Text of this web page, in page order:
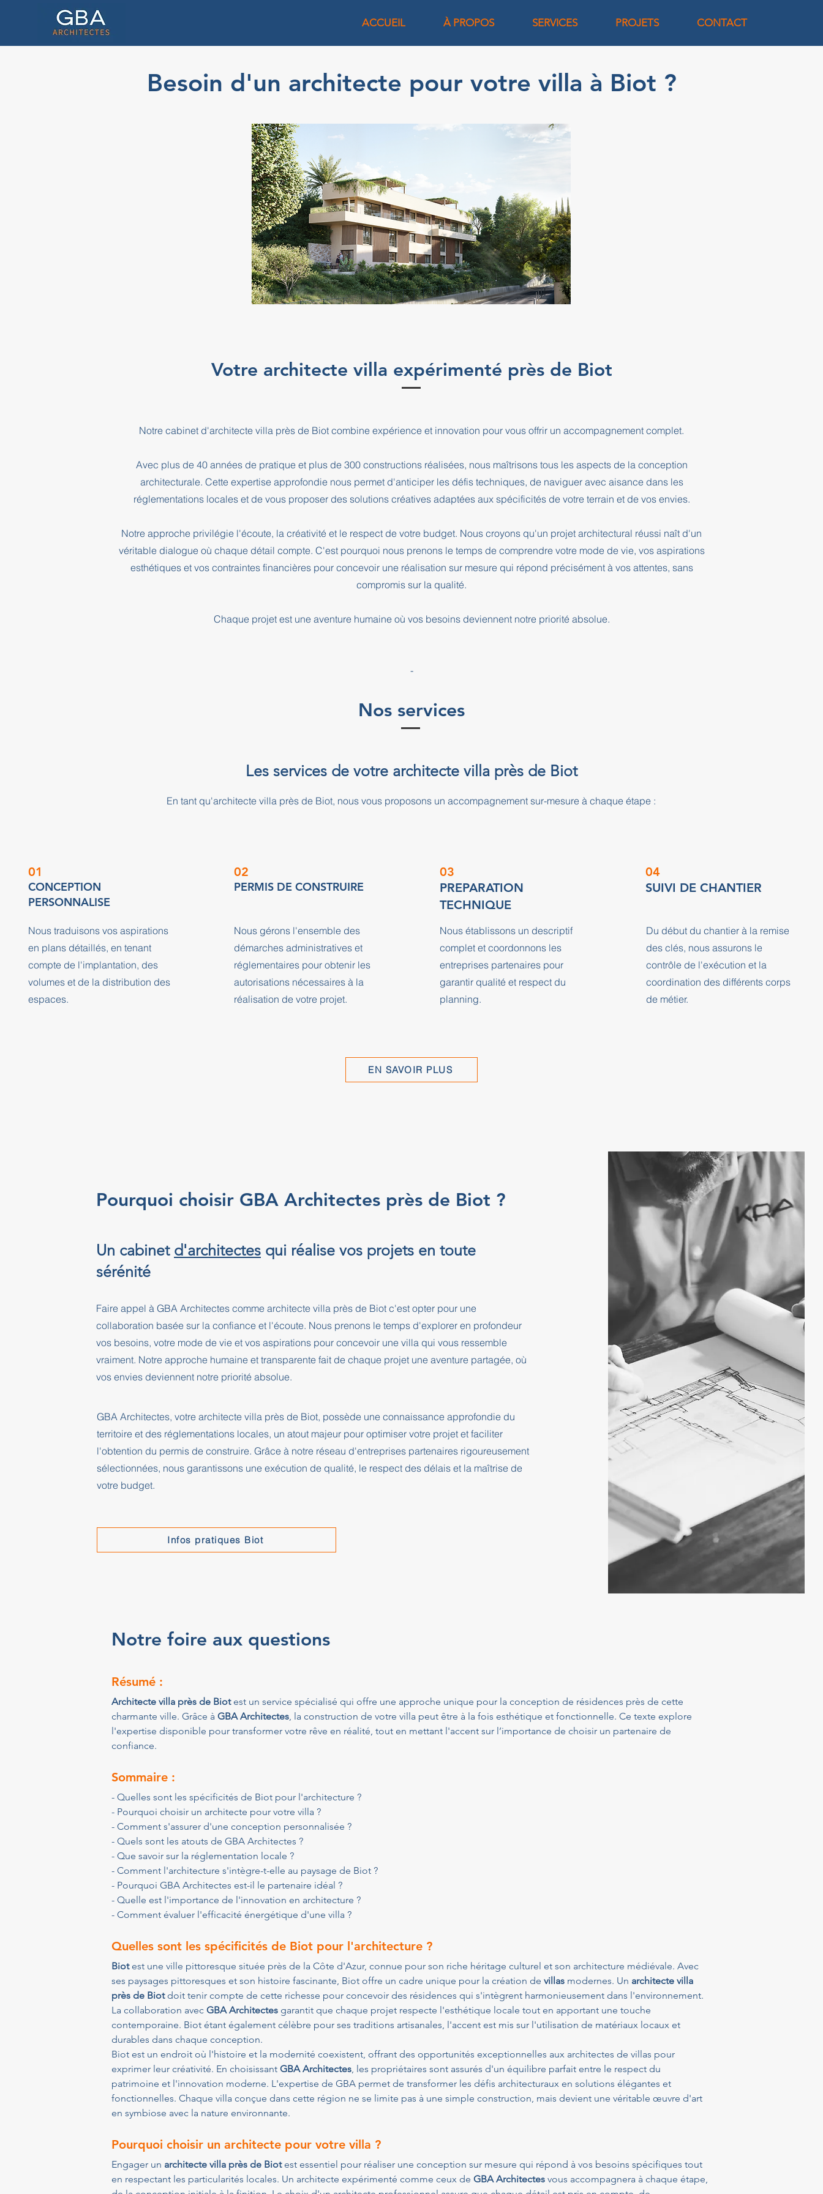
ACCUEIL À PROPOS SERVICES PROJETS CONTACT
Besoin d'un architecte pour votre villa à Biot ?
Votre architecte villa expérimenté près de Biot
Notre cabinet d'architecte villa près de Biot combine expérience et innovation pour vous offrir un accompagnement complet.
Avec plus de 40 années de pratique et plus de 300 constructions réalisées, nous maîtrisons tous les aspects de la conception
architecturale. Cette expertise approfondie nous permet d'anticiper les défis techniques, de naviguer avec aisance dans les
réglementations locales et de vous proposer des solutions créatives adaptées aux spécificités de votre terrain et de vos envies.
Notre approche privilégie l'écoute, la créativité et le respect de votre budget. Nous croyons qu'un projet architectural réussi naît d'un
véritable dialogue où chaque détail compte. C'est pourquoi nous prenons le temps de comprendre votre mode de vie, vos aspirations
esthétiques et vos contraintes financières pour concevoir une réalisation sur mesure qui répond précisément à vos attentes, sans
compromis sur la qualité.
Chaque projet est une aventure humaine où vos besoins deviennent notre priorité absolue.
-
Nos services
Les services de votre architecte villa près de Biot
En tant qu'architecte villa près de Biot, nous vous proposons un accompagnement sur-mesure à chaque étape :
01
CONCEPTION
PERSONNALISE
Nous traduisons vos aspirations
en plans détaillés, en tenant
compte de l'implantation, des
volumes et de la distribution des
espaces.
02
PERMIS DE CONSTRUIRE
Nous gérons l'ensemble des
démarches administratives et
réglementaires pour obtenir les
autorisations nécessaires à la
réalisation de votre projet.
03
PREPARATION
TECHNIQUE
Nous établissons un descriptif
complet et coordonnons les
entreprises partenaires pour
garantir qualité et respect du
planning.
04
SUIVI DE CHANTIER
Du début du chantier à la remise
des clés, nous assurons le
contrôle de l'exécution et la
coordination des différents corps
de métier.
EN SAVOIR PLUS
Pourquoi choisir GBA Architectes près de Biot ?
Un cabinet d'architectes qui réalise vos projets en toute
sérénité
Faire appel à GBA Architectes comme architecte villa près de Biot c'est opter pour une
collaboration basée sur la confiance et l'écoute. Nous prenons le temps d'explorer en profondeur
vos besoins, votre mode de vie et vos aspirations pour concevoir une villa qui vous ressemble
vraiment. Notre approche humaine et transparente fait de chaque projet une aventure partagée, où
vos envies deviennent notre priorité absolue.
GBA Architectes, votre architecte villa près de Biot, possède une connaissance approfondie du
territoire et des réglementations locales, un atout majeur pour optimiser votre projet et faciliter
l'obtention du permis de construire. Grâce à notre réseau d'entreprises partenaires rigoureusement
sélectionnées, nous garantissons une exécution de qualité, le respect des délais et la maîtrise de
votre budget.
Infos pratiques Biot
Notre foire aux questions
Résumé :
Architecte villa près de Biot est un service spécialisé qui offre une approche unique pour la conception de résidences près de cette
charmante ville. Grâce à GBA Architectes, la construction de votre villa peut être à la fois esthétique et fonctionnelle. Ce texte explore
l'expertise disponible pour transformer votre rêve en réalité, tout en mettant l'accent sur l’importance de choisir un partenaire de
confiance.
Sommaire :
- Quelles sont les spécificités de Biot pour l'architecture ?
- Pourquoi choisir un architecte pour votre villa ?
- Comment s'assurer d'une conception personnalisée ?
- Quels sont les atouts de GBA Architectes ?
- Que savoir sur la réglementation locale ?
- Comment l'architecture s'intègre-t-elle au paysage de Biot ?
- Pourquoi GBA Architectes est-il le partenaire idéal ?
- Quelle est l'importance de l'innovation en architecture ?
- Comment évaluer l'efficacité énergétique d'une villa ?
Quelles sont les spécificités de Biot pour l'architecture ?
Biot est une ville pittoresque située près de la Côte d'Azur, connue pour son riche héritage culturel et son architecture médiévale. Avec
ses paysages pittoresques et son histoire fascinante, Biot offre un cadre unique pour la création de villas modernes. Un architecte villa
près de Biot doit tenir compte de cette richesse pour concevoir des résidences qui s'intègrent harmonieusement dans l'environnement.
La collaboration avec GBA Architectes garantit que chaque projet respecte l'esthétique locale tout en apportant une touche
contemporaine. Biot étant également célèbre pour ses traditions artisanales, l'accent est mis sur l'utilisation de matériaux locaux et
durables dans chaque conception.
Biot est un endroit où l'histoire et la modernité coexistent, offrant des opportunités exceptionnelles aux architectes de villas pour
exprimer leur créativité. En choisissant GBA Architectes, les propriétaires sont assurés d'un équilibre parfait entre le respect du
patrimoine et l'innovation moderne. L'expertise de GBA permet de transformer les défis architecturaux en solutions élégantes et
fonctionnelles. Chaque villa conçue dans cette région ne se limite pas à une simple construction, mais devient une véritable œuvre d'art
en symbiose avec la nature environnante.
Pourquoi choisir un architecte pour votre villa ?
Engager un architecte villa près de Biot est essentiel pour réaliser une conception sur mesure qui répond à vos besoins spécifiques tout
en respectant les particularités locales. Un architecte expérimenté comme ceux de GBA Architectes vous accompagnera à chaque étape,